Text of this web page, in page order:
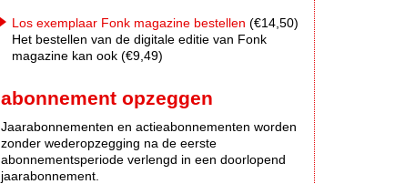
Los exemplaar Fonk magazine bestellen (€14,50)
Het bestellen van de digitale editie van Fonk
magazine kan ook (€9,49)
abonnement opzeggen
Jaarabonnementen en actieabonnementen worden
zonder wederopzegging na de eerste
abonnementsperiode verlengd in een doorlopend
jaarabonnement.